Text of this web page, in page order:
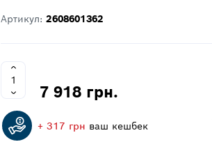
Артикул: 2608601362
7 918 грн.
+ 317 грн ваш кешбек